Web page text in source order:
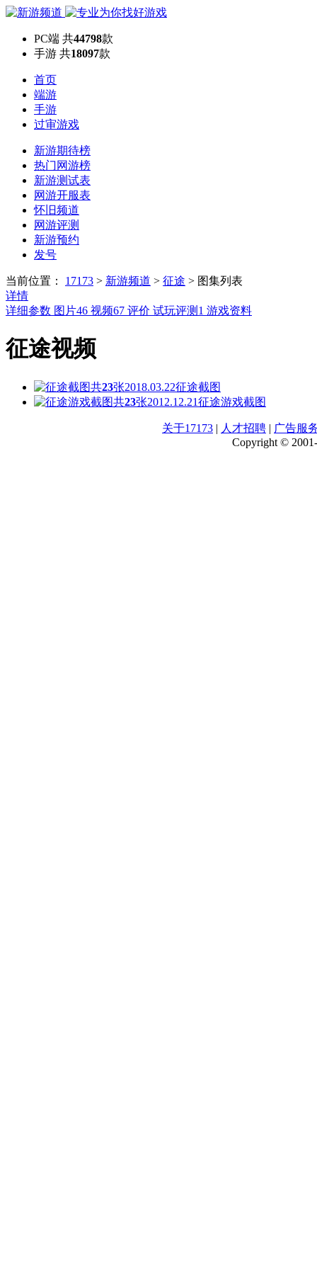
PC端 共44798款
手游 共18097款
首页
端游
手游
过审游戏
新游期待榜
热门网游榜
新游测试表
网游开服表
怀旧频道
网游评测
新游预约
发号
当前位置： 17173 > 新游频道 > 征途 > 图集列表
详情
详细参数 图片46 视频67 评价 试玩评测 1 游戏资料
征途视频
共23张2018.03.22征途截图
共23张2012.12.21征途游戏截图
关于17173 | 人才招聘 | 广告服
Copyright ©